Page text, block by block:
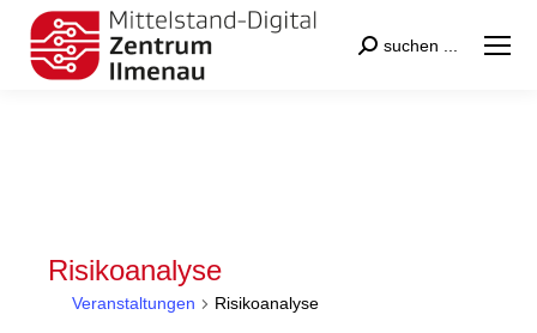
Search:
suchen ...
Risikoanalyse
Veranstaltungen Risikoanalyse